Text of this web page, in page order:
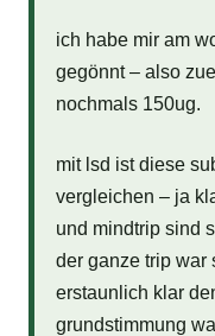
ich habe mir am
gegönnt – also
nochmals 150ug.
mit lsd ist diese
vergleichen – ja
und mindtrip sind
der ganze trip war
erstaunlich klar
grundstimmung